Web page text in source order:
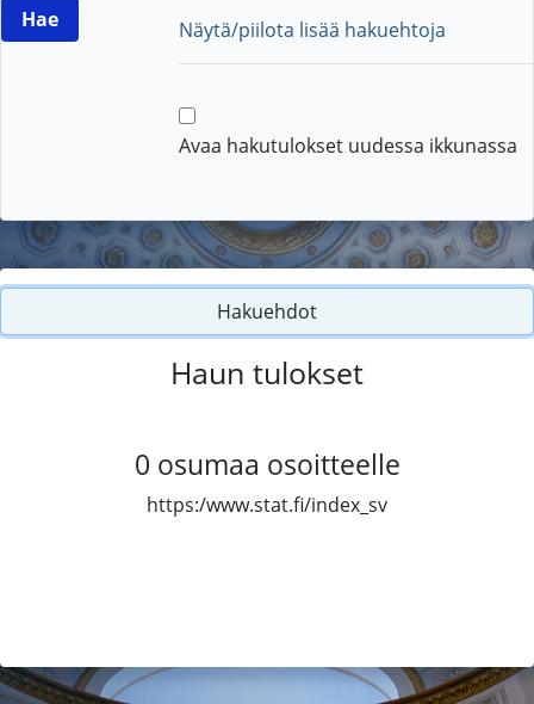
Näytä/piilota lisää hakuehtoja
Avaa hakutulokset uudessa ikkunassa
Hakuehdot
Haun tulokset
0 osumaa osoitteelle
https:/www.stat.fi/index_sv